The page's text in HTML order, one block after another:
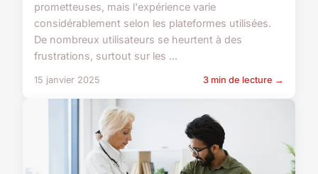
prometteuses, mais l'expérience varie
considérablement selon les plateformes utilisées.
De nombreux utilisateurs se heurtent à des
frustrations, surtout sur les ...
15 janvier 2025 3 min de lecture →